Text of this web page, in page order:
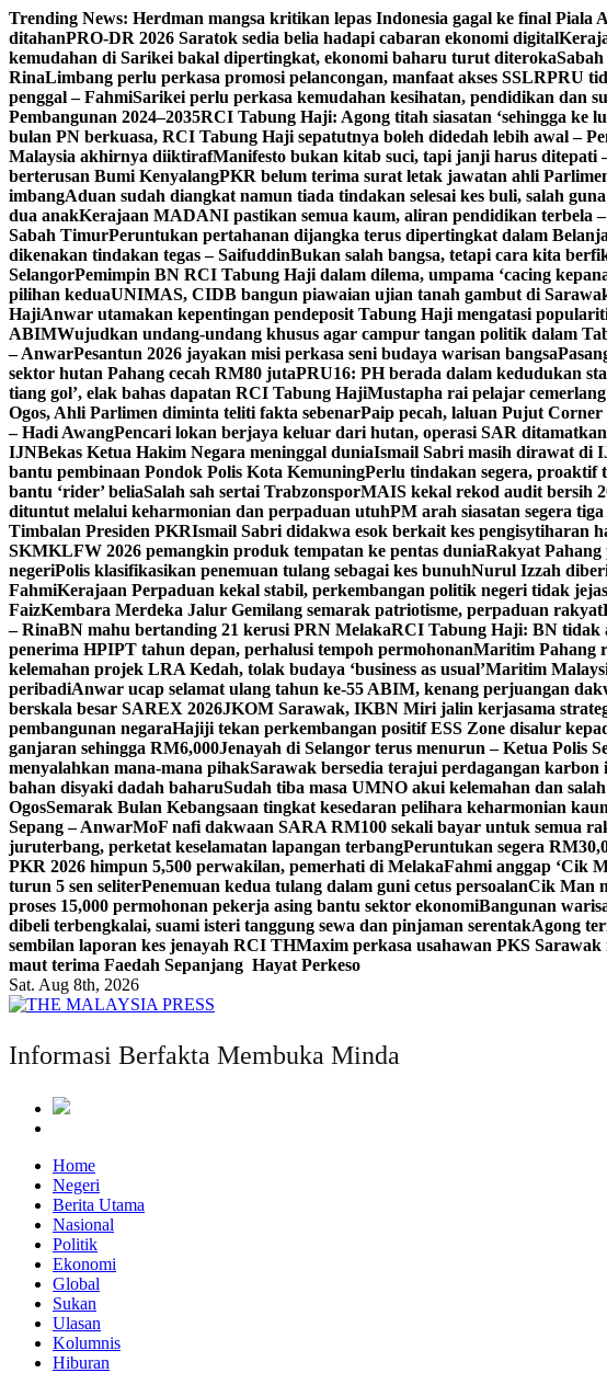
Skip
to
content
Trending News: Herdman mangsa kritikan lepas Indonesia gagal ke final Piala
ditahanPRO-DR 2026 Saratok sedia belia hadapi cabaran ekonomi digital
kemudahan di Sarikei bakal dipertingkat, ekonomi baharu turut diteroka
RinaLimbang perlu perkasa promosi pelancongan, manfaat akses SSLRPRU
penggal – FahmiSarikei perlu perkasa kemudahan kesihatan, pendidikan dan
Pembangunan 2024–2035RCI Tabung Haji: Agong titah siasatan ‘sehingga ke
bulan PN berkuasa, RCI Tabung Haji sepatutnya boleh didedah lebih awal –
Malaysia akhirnya diiktirafManifesto bukan kitab suci, tapi janji harus ditepati
berterusan Bumi KenyalangPKR belum terima surat letak jawatan ahli
imbangAduan sudah diangkat namun tiada tindakan selesai kes buli, salah
dua anakKerajaan MADANI pastikan semua kaum, aliran pendidikan terbela
Sabah TimurPeruntukan pertahanan dijangka terus dipertingkat dalam
dikenakan tindakan tegas – SaifuddinBukan salah bangsa, tetapi cara kita
SelangorPemimpin BN RCI Tabung Haji dalam dilema, umpama ‘cacing
pilihan keduaUNIMAS, CIDB bangun piawaian ujian tanah gambut di
HajiAnwar utamakan kepentingan pendeposit Tabung Haji mengatasi
ABIMWujudkan undang-undang khusus agar campur tangan politik dalam
– AnwarPesantun 2026 jayakan misi perkasa seni budaya warisan bangsa
sektor hutan Pahang cecah RM80 jutaPRU16: PH berada dalam kedudukan
tiang gol’, elak bahas dapatan RCI Tabung HajiMustapha rai pelajar
Ogos, Ahli Parlimen diminta teliti fakta sebenarPaip pecah, laluan Pujut
– Hadi AwangPencari lokan berjaya keluar dari hutan, operasi SAR ditamatkan
IJNBekas Ketua Hakim Negara meninggal duniaIsmail Sabri masih dirawat di
bantu pembinaan Pondok Polis Kota KemuningPerlu tindakan segera, proaktif
bantu ‘rider’ beliaSalah sah sertai TrabzonsporMAIS kekal rekod audit bersih
dituntut melalui keharmonian dan perpaduan utuhPM arah siasatan segera
Timbalan Presiden PKRIsmail Sabri didakwa esok berkait kes pengisytiharan
SKMKLFW 2026 pemangkin produk tempatan ke pentas duniaRakyat
negeriPolis klasifikasikan penemuan tulang sebagai kes bunuhNurul Izzah
FahmiKerajaan Perpaduan kekal stabil, perkembangan politik negeri tidak
FaizKembara Merdeka Jalur Gemilang semarak patriotisme, perpaduan rakyat
– RinaBN mahu bertanding 21 kerusi PRN MelakaRCI Tabung Haji: BN tidak
penerima HPIPT tahun depan, perhalusi tempoh permohonanMaritim Pahang
kelemahan projek LRA Kedah, tolak budaya ‘business as usual’Maritim
peribadiAnwar ucap selamat ulang tahun ke-55 ABIM, kenang perjuangan
berskala besar SAREX 2026JKOM Sarawak, IKBN Miri jalin kerjasama
pembangunan negaraHajiji tekan perkembangan positif ESS Zone disalur
ganjaran sehingga RM6,000Jenayah di Selangor terus menurun – Ketua Polis
menyalahkan mana-mana pihakSarawak bersedia terajui perdagangan karbon
bahan disyaki dadah baharuSudah tiba masa UMNO akui kelemahan dan
OgosSemarak Bulan Kebangsaan tingkat kesedaran pelihara keharmonian
Sepang – AnwarMoF nafi dakwaan SARA RM100 sekali bayar untuk semua
juruterbang, perketat keselamatan lapangan terbangPeruntukan segera
PKR 2026 himpun 5,500 perwakilan, pemerhati di MelakaFahmi anggap ‘Cik
turun 5 sen seliterPenemuan kedua tulang dalam guni cetus persoalanCik Man
proses 15,000 permohonan pekerja asing bantu sektor ekonomiBangunan
dibeli terbengkalai, suami isteri tanggung sewa dan pinjaman serentakAgong
sembilan laporan kes jenayah RCI THMaxim perkasa usahawan PKS
maut terima Faedah Sepanjang Hayat Perkeso
Sat. Aug 8th, 2026
Informasi Berfakta Membuka Minda
Home
Negeri
Berita Utama
Nasional
Politik
Ekonomi
Global
Sukan
Ulasan
Kolumnis
Hiburan